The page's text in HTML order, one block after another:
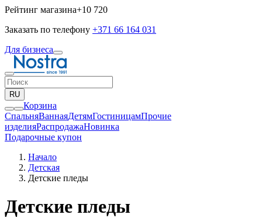
Рейтинг магазина+10 720
Заказать по телефону +371 66 164 031
Для бизнеса
RU
Корзина
СпальняВаннаяДетямГостиницамПрочие
изделияPаспродажаНовинка
Подарочные купон
Начало
Детская
Детские пледы
Детские пледы